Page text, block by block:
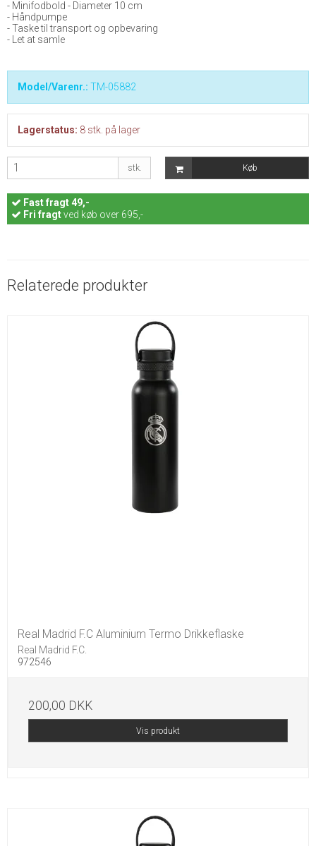
- Minifodbold - Diameter 10 cm
- Håndpumpe
- Taske til transport og opbevaring
- Let at samle
Model/Varenr.: TM-05882
Lagerstatus: 8 stk. på lager
stk. Køb
Fastfragt 49,-
Fri fragtved køb over 695,-
Relaterede produkter
Real Madrid F.C Aluminium Termo Drikkeflaske
Real Madrid F.C.
972546
200,00 DKK
Vis produkt